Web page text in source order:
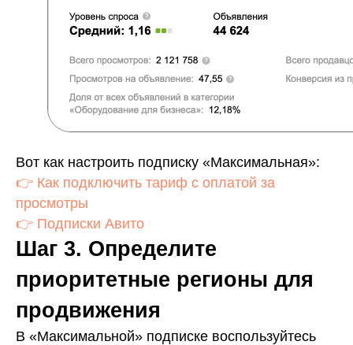
Вот как настроить подписку «Максимальная»:
👉 Как подключить тариф с оплатой за
просмотры
👉 Подписки Авито
Шаг 3. Определите
приоритетные регионы для
продвижения
В «Максимальной» подписке воспользуйтесь